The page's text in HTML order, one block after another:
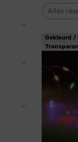
Alles
Gekleurd /